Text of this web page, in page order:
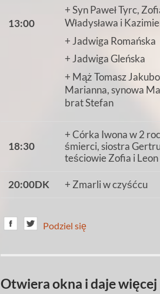
13:00
+ Syn Paweł Tyrc,
Władysława i
+ Jadwiga Romańska
+ Jadwiga Gleńska
+ Mąż Tomasz
Marianna, synowa
brat Stefan
18:30
+ Córka Iwona w 2
śmierci, siostra
teściowie Zofia i Leon
20:00DK + Zmarli w czyśćcu
Podziel się
Otwiera okna i daje więcej